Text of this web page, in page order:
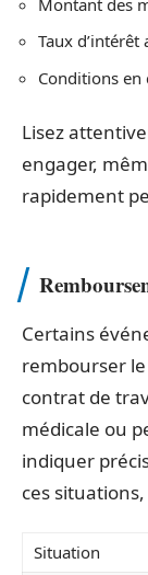
Taux d’intérêt
Conditions
Lisez
engager,
rapidement
Certains
rembourser
contrat de
médicale ou
indiquer
ces
Situation